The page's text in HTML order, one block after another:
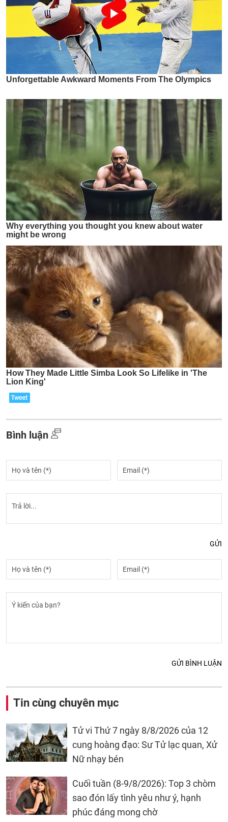
Bình luận
GỬI
GỬI BÌNH LUẬN
Tin cùng chuyên mục
Tử vi Thứ 7 ngày 8/8/2026 của 12
cung hoàng đạo: Sư Tử lạc quan, Xử
Nữ nhạy bén
Cuối tuần (8-9/8/2026): Top 3 chòm
sao đón lấy tình yêu như ý, hạnh
phúc đáng mong chờ